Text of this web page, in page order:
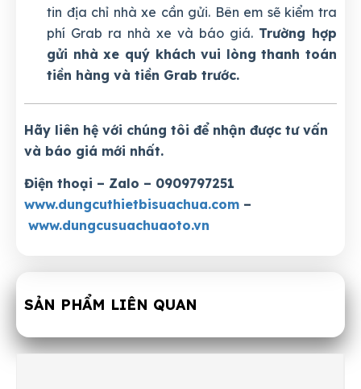
tin địa chỉ nhà xe cần gửi. Bên em sẽ kiểm tra
phí Grab ra nhà xe và báo giá. Trường hợp
gửi nhà xe quý khách vui lòng thanh toán
tiền hàng và tiền Grab trước.
Hãy liên hệ với chúng tôi để nhận được tư vấn
và báo giá mới nhất.
Điện thoại – Zalo – 0909797251
www.dungcuthietbisuachua.com –
www.dungcusuachuaoto.vn
SẢN PHẨM LIÊN QUAN